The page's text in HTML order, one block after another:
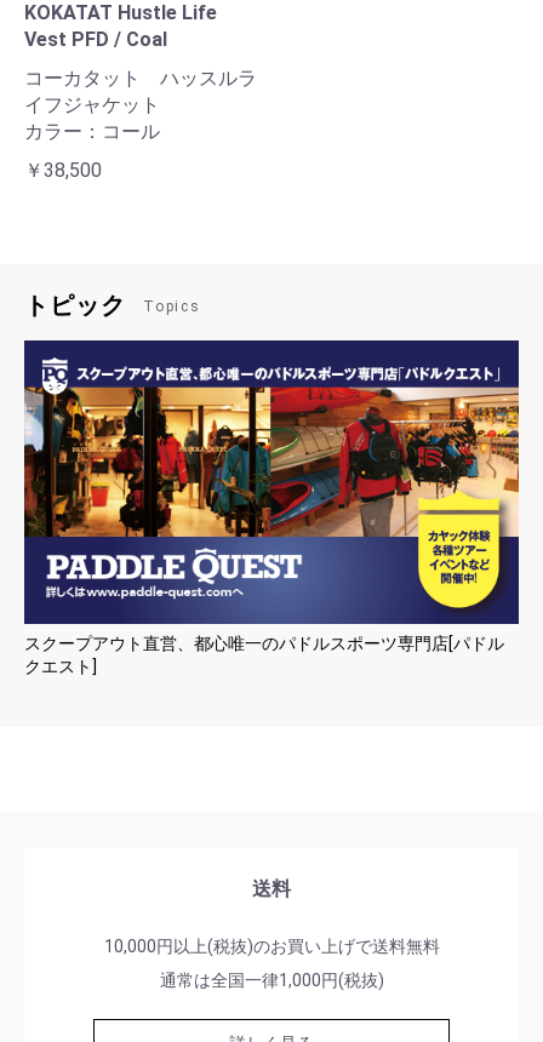
KOKATAT Hustle Life
Vest PFD / Coal
コーカタット ハッスルラ
イフジャケット
カラー：コール
￥38,500
トピック Topics
スクープアウト直営、都心唯一のパドルスポーツ専門店[パドル
クエスト]
送料
10,000円以上(税抜)のお買い上げで送料無料
通常は全国一律1,000円(税抜)